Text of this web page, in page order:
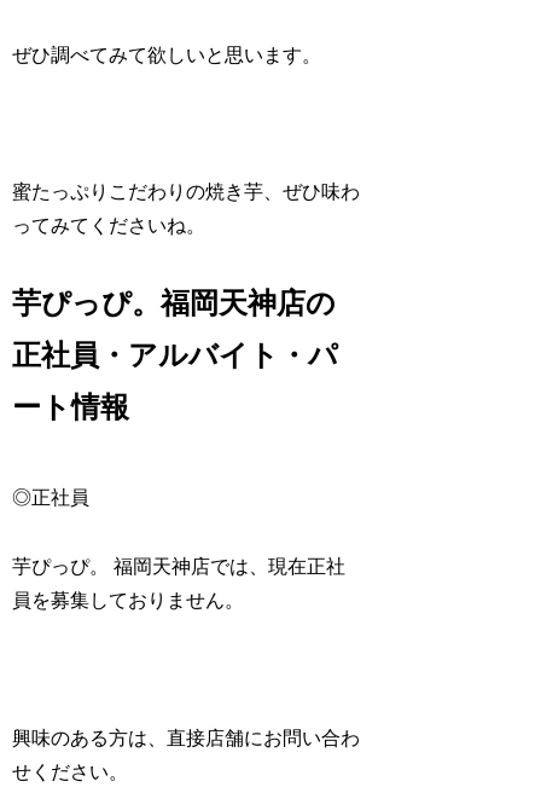
ぜひ調べてみて欲しいと思います。
蜜たっぷりこだわりの焼き芋、ぜひ味わ
ってみてくださいね。
芋ぴっぴ。福岡天神店の
正社員・アルバイト・パ
ート情報
◎正社員
芋ぴっぴ。 福岡天神店では、現在正社
員を募集しておりません。
興味のある方は、直接店舗にお問い合わ
せください。